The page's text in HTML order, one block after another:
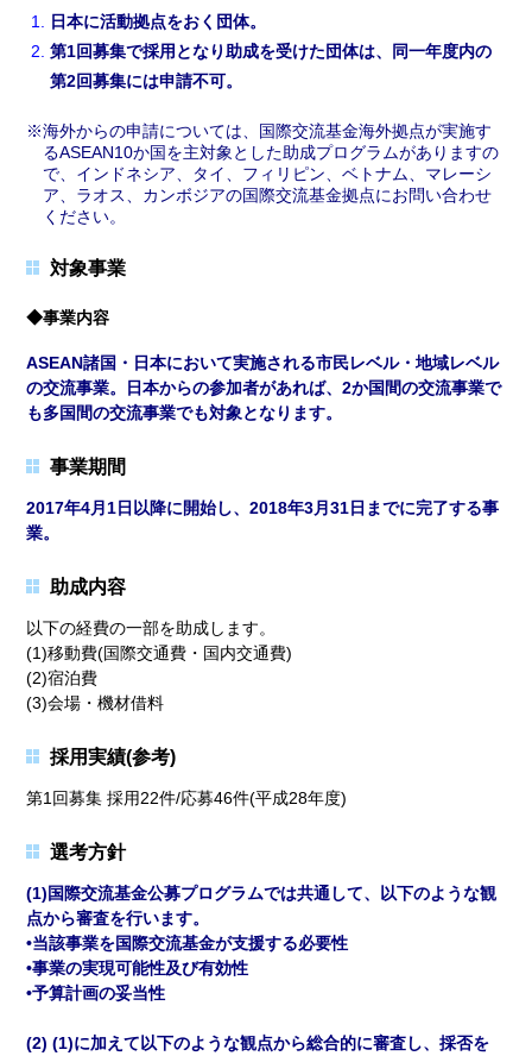
日本に活動拠点をおく団体。
第1回募集で採用となり助成を受けた団体は、同一年度内の
第2回募集には申請不可。
海外からの申請については、国際交流基金海外拠点が実施す
るASEAN10か国を主対象とした助成プログラムがありますの
で、インドネシア、タイ、フィリピン、ベトナム、マレーシ
ア、ラオス、カンボジアの国際交流基金拠点にお問い合わせ
ください。
対象事業
◆事業内容
ASEAN諸国・日本において実施される市民レベル・地域レベル
の交流事業。日本からの参加者があれば、2か国間の交流事業で
も多国間の交流事業でも対象となります。
事業期間
2017年4月1日以降に開始し、2018年3月31日までに完了する事
業。
助成内容
以下の経費の一部を助成します。
(1)移動費(国際交通費・国内交通費)
(2)宿泊費
(3)会場・機材借料
採用実績(参考)
第1回募集 採用22件/応募46件(平成28年度)
選考方針
(1)国際交流基金公募プログラムでは共通して、以下のような観
点から審査を行います。
•当該事業を国際交流基金が支援する必要性
•事業の実現可能性及び有効性
•予算計画の妥当性
(2) (1)に加えて以下のような観点から総合的に審査し、採否を